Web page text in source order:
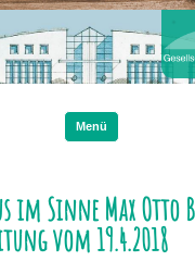
Menü
im Sinne Max Otto
vom 19.4.2018